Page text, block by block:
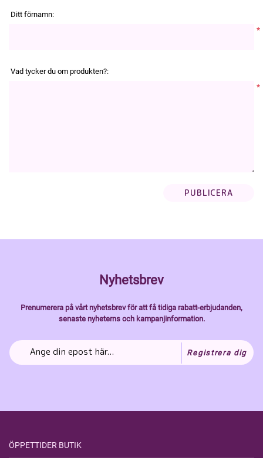
Ditt förnamn:
*
Vad tycker du om produkten?:
*
Nyhetsbrev
Prenumerera på vårt nyhetsbrev för att få tidiga rabatt-erbjudanden,
senaste nyheterns och kampanjinformation.
Registrera dig
ÖPPETTIDER BUTIK